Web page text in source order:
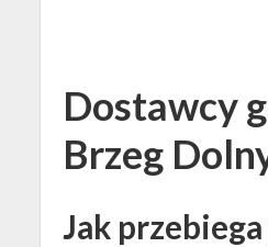
Dostawcy
Brzeg
Jak